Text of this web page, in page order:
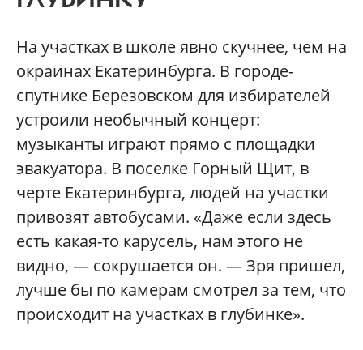
На участках в школе явно скучнее, чем на
окраинах Екатеринбурга. В городе-
спутнике Березовском для избирателей
устроили необычный концерт:
музыканты играют прямо с площадки
эвакуатора. В поселке Горный Щит, в
черте Екатеринбурга, людей на участки
привозят автобусами. «Даже если здесь
есть какая-то карусель, нам этого не
видно, — сокрушается он. — Зря пришел,
лучше бы по камерам смотрел за тем, что
происходит на участках в глубинке».